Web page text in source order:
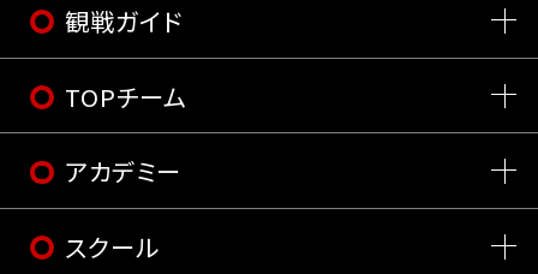
観戦ガイド
TOPチーム
アカデミー
スクール